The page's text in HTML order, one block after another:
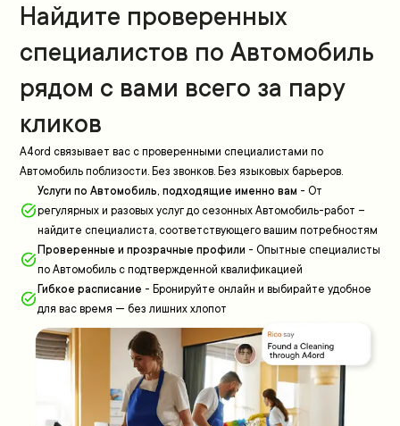
Найдите проверенных
специалистов по Автомобиль
рядом с вами всего за пару
кликов
A4ord связывает вас с проверенными специалистами по
Автомобиль поблизости. Без звонков. Без языковых барьеров.
Услуги по Автомобиль, подходящие именно вам - От
регулярных и разовых услуг до сезонных Автомобиль-работ –
найдите специалиста, соответствующего вашим потребностям
Проверенные и прозрачные профили - Опытные специалисты
по Автомобиль с подтвержденной квалификацией
Гибкое расписание - Бронируйте онлайн и выбирайте удобное
для вас время — без лишних хлопот